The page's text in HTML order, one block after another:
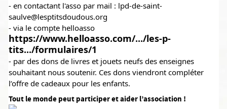
- en contactant l'asso par mail : lpd-de-saint-
saulve@lesptitsdoudous.org
https://www.helloasso.com/.../les-p-
tits.../formulaires/1
- par des dons de livres et jouets neufs des enseignes
souhaitant nous soutenir. Ces dons viendront compléter
l’offre de cadeaux pour les enfants.
Tout le monde peut participer et aider l’association !